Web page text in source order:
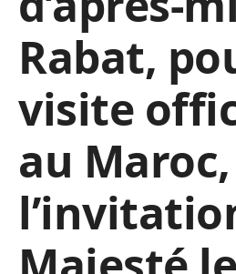
Rabat,
visite
au